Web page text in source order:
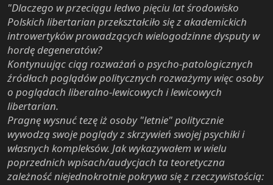
"Dlaczego w przeciągu ledwo pięciu lat środowisko
Polskich libertarian przekształciło się z akademickich
introwertyków prowadzących wielogodzinne dysputy w
hordę degeneratów?
Kontynuując ciąg rozważań o psycho-patologicznych
źródłach poglądów politycznych rozważymy więc osoby
o poglądach liberalno-lewicowych i lewicowych
libertarian.
Pragnę wysnuć tezę iż osoby "letnie" politycznie
wywodzą swoje poglądy z skrzywień swojej psychiki i
własnych kompleksów. Jak wykazywałem w wielu
poprzednich wpisach/audycjach ta teoretyczna
zależność niejednokrotnie pokrywa się z rzeczywistością: